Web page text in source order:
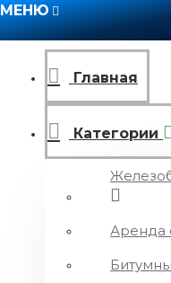
МЕНЮ
Главная
Категории
Аренда